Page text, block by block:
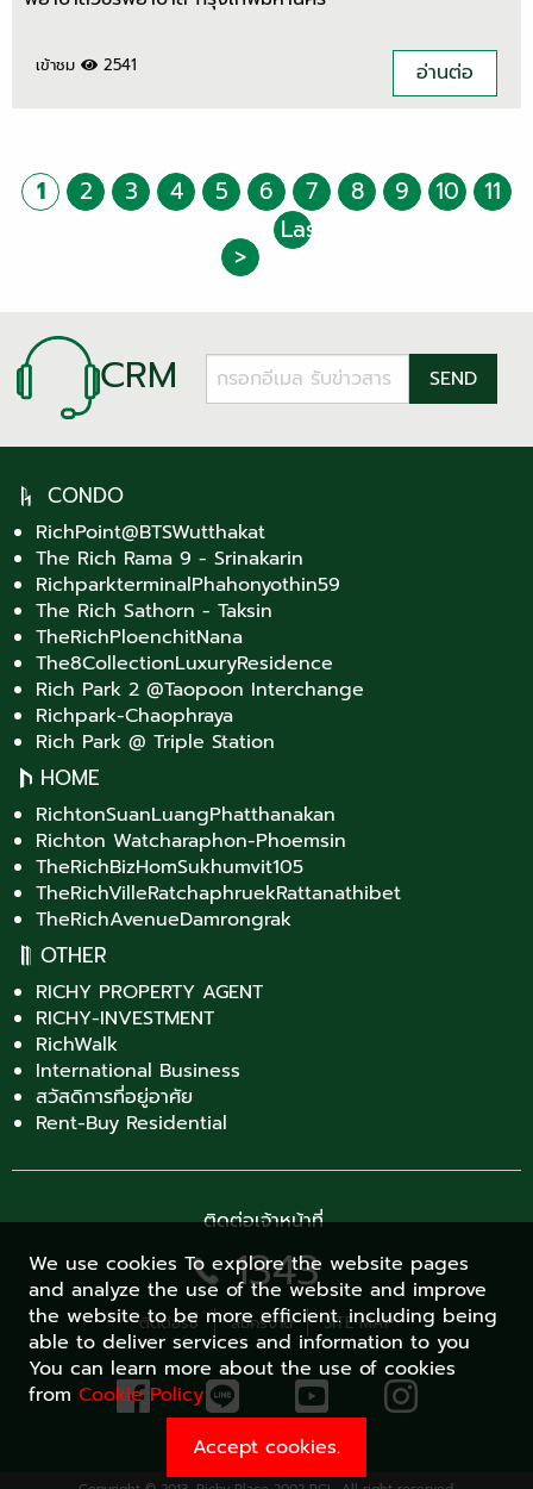
เข้าชม 2541 อ่านต่อ
1 2 3 4 5 6 7 8 9 10
11
>
Last
›
We use cookies To explore the website pages
and analyze the use of the website and improve
the website to be more efficient. including being
able to deliver services and information to you
You can learn more about the use of cookies
from Cookie Policy
Accept cookies.
CRM
CONDO
RichPoint@BTSWutthakat
The Rich Rama 9 - Srinakarin
RichparkterminalPhahonyothin59
The Rich Sathorn - Taksin
TheRichPloenchitNana
The8CollectionLuxuryResidence
Rich Park 2 @Taopoon Interchange
Richpark-Chaophraya
Rich Park @ Triple Station
HOME
RichtonSuanLuangPhatthanakan
Richton Watcharaphon-Phoemsin
TheRichBizHomSukhumvit105
TheRichVilleRatchaphruekRattanathibet
TheRichAvenueDamrongrak
OTHER
RICHY PROPERTY AGENT
RICHY-INVESTMENT
RichWalk
International Business
สวัสดิการที่อยู่อาศัย
Rent-Buy Residential
ติดต่อเจ้าหน้าที่
1343
ติดต่อริชี่ สมัครงาน SITE MAP